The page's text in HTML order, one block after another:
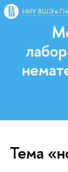
НИУ ВШЭ в
Тема